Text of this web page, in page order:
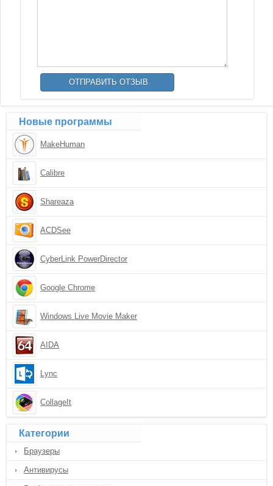
Новые программы
MakeHuman
Calibre
Shareaza
ACDSee
CyberLink PowerDirector
Google Chrome
Windows Live Movie Maker
AIDA
Lync
CollageIt
Категории
Браузеры
Антивирусы